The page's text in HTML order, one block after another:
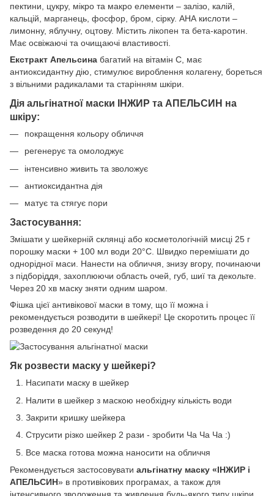
пектини, цукру, мікро та макро елементи – залізо, калій,
кальцій, марганець, фосфор, бром, сірку. АНА кислоти –
лимонну, яблучну, оцтову. Містить лікопен та бета-каротин.
Має освіжаючі та очищаючі властивості.
Екстракт Апельсина багатий на вітамін С, має
антиоксидантну дію, стимулює вироблення колагену, бореться
з вільними радикалами та старінням шкіри.
Дія альгінатної маски ІНЖИР та АПЕЛЬСИН на
шкіру:
покращення кольору обличчя
регенерує та омолоджує
інтенсивно живить та зволожує
антиоксидантна дія
матує та стягує пори
Застосування:
Змішати у шейкерній склянці або косметологічній мисці 25 г
порошку маски + 100 мл води 20°C. Швидко перемішати до
однорідної маси. Нанести на обличчя, знизу вгору, починаючи
з підборіддя, захоплюючи область очей, губ, шиї та декольте.
Через 20 хв маску зняти одним шаром.
Фішка цієї антивікової маски в тому, що її можна і
рекомендується розводити в шейкері! Це скоротить процес її
розведення до 20 секунд!
Як розвести маску у шейкері?
Насипати маску в шейкер
Налити в шейкер з маскою необхідну кількість води
Закрити кришку шейкера
Струсити різко шейкер 2 рази - зробити Ча Ча Ча :)
Все маска готова можна наносити на обличчя
Рекомендується застосовувати альгінатну маску «ІНЖИР і
АПЕЛЬСИН» в противікових програмах, а також для